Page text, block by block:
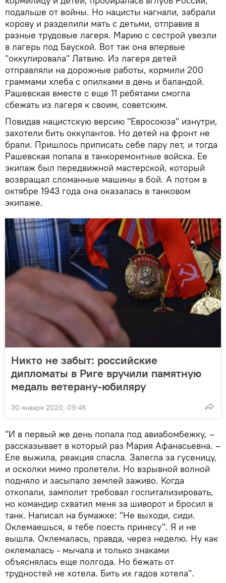
подальше от войны. Но нацисты нагнали, забрали
корову и разделили мать с детьми, отправив в
разные трудовые лагеря. Марию с сестрой увезли
в лагерь под Бауской. Вот так она впервые
"оккупировала" Латвию. Из лагеря детей
отправляли на дорожные работы, кормили 200
граммами хлеба с опилками в день и баландой.
Рашевская вместе с еще 11 ребятами смогла
сбежать из лагеря к своим, советским.
Повидав нацистскую версию "Евросоюза" изнутри,
захотели бить оккупантов. Но детей на фронт не
брали. Пришлось приписать себе пару лет, и тогда
Рашевская попала в танкоремонтные войска. Ее
экипаж был передвижной мастерской, который
возвращал сломанные машины в бой. А потом в
октябре 1943 года она оказалась в танковом
экипаже.
Никто не забыт: российские
дипломаты в Риге вручили памятную
медаль ветерану-юбиляру
30 января 2020, 09:46
"И в первый же день попала под авиабомбежку, –
рассказывает в который раз Мария Афанасьевна. –
Еле выжила, реакция спасла. Залегла за гусеницу,
и осколки мимо пролетели. Но взрывной волной
подняло и засыпало землей заживо. Когда
откопали, замполит требовал госпитализировать,
но командир схватил меня за шиворот и бросил в
танк. Написал на бумажке: "Не выходи, сиди.
Оклемаешься, я тебе поесть принесу". Я и не
вышла. Оклемалась, правда, через неделю. Ну как
оклемалась - мычала и только знаками
объяснялась еще полгода. Но бежать от
трудностей не хотела. Бить их гадов хотела".